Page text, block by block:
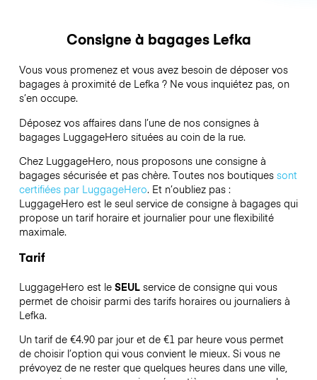
Consigne à bagages Lefka
Vous vous promenez et vous avez besoin de déposer vos
bagages à proximité de Lefka ? Ne vous inquiétez pas, on
s’en occupe.
Déposez vos affaires dans l’une de nos consignes à
bagages LuggageHero situées au coin de la rue.
Chez LuggageHero, nous proposons une consigne à
bagages sécurisée et pas chère. Toutes nos boutiques sont
certifiées par LuggageHero. Et n’oubliez pas :
LuggageHero est le seul service de consigne à bagages qui
propose un tarif horaire et journalier pour une flexibilité
maximale.
Tarif
LuggageHero est le SEULservice de consigne qui vous
permet de choisir parmi des tarifs horaires ou journaliers à
Lefka.
Un tarif de €4.90 par jour et de €1 par heure vous permet
de choisir l’option qui vous convient le mieux. Si vous ne
prévoyez de ne rester que quelques heures dans une ville,